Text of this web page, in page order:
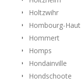
Holtzwihr
Hombourg-Haut
Hommert
Homps
Hondainville
Hondschoote